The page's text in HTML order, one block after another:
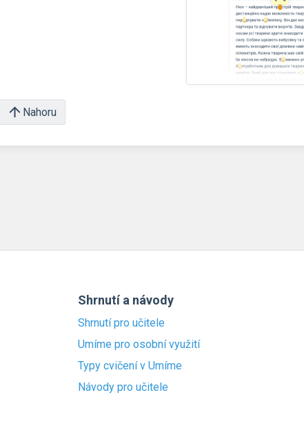
Nahoru
Shrnutí a návody
Shrnutí pro učitele
Umíme pro osobní využití
Typy cvičení v Umíme
Návody pro učitele